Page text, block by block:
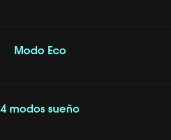
Modo Eco
4 modos sueño